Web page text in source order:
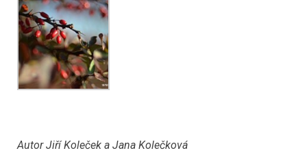
Autor Jiří Koleček a Jana Kolečková